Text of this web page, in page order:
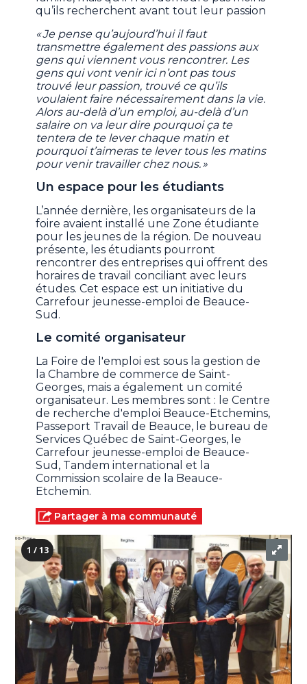
qu’ils recherchent avant tout leur passion
« Je pense qu’aujourd’hui il faut
transmettre également des passions aux
gens qui viennent vous rencontrer. Les
gens qui vont venir ici n’ont pas tous
trouvé leur passion, trouvé ce qu’ils
voulaient faire nécessairement dans la vie.
Alors au-delà d’un emploi, au-delà d’un
salaire on va leur dire pourquoi ça te
tentera de te lever chaque matin et
pourquoi t’aimeras te lever tous les matins
pour venir travailler chez nous. »
Un espace pour les étudiants
L’année dernière, les organisateurs de la
foire avaient installé une Zone étudiante
pour les jeunes de la région. De nouveau
présente, les étudiants pourront
rencontrer des entreprises qui offrent des
horaires de travail conciliant avec leurs
études. Cet espace est un initiative du
Carrefour jeunesse-emploi de Beauce-
Sud.
Le comité organisateur
La Foire de l'emploi est sous la gestion de
la Chambre de commerce de Saint-
Georges, mais a également un comité
organisateur. Les membres sont : le Centre
de recherche d'emploi Beauce-Etchemins,
Passeport Travail de Beauce, le bureau de
Services Québec de Saint-Georges, le
Carrefour jeunesse-emploi de Beauce-
Sud, Tandem international et la
Commission scolaire de la Beauce-
Etchemin.
Partager à ma communauté
1 / 13